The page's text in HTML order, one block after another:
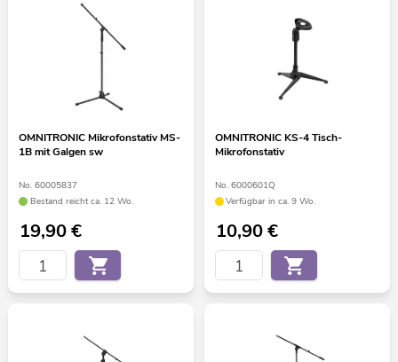
OMNITRONIC Mikrofonstativ MS-
1B mit Galgen sw
No. 60005837
Bestand reicht ca. 12 Wo.
19,90€
OMNITRONIC KS-4 Tisch-
Mikrofonstativ
No. 6000601Q
Verfügbar in ca. 9 Wo.
10,90€